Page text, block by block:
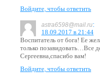
Войдите, чтобы ответить
astra6598@mail.ru:
18.09.2017 в 21:44
Воспитатель от бога! Ее
только позавидовать…Все
Сергеевна,спасибо вам!
Войдите, чтобы ответить